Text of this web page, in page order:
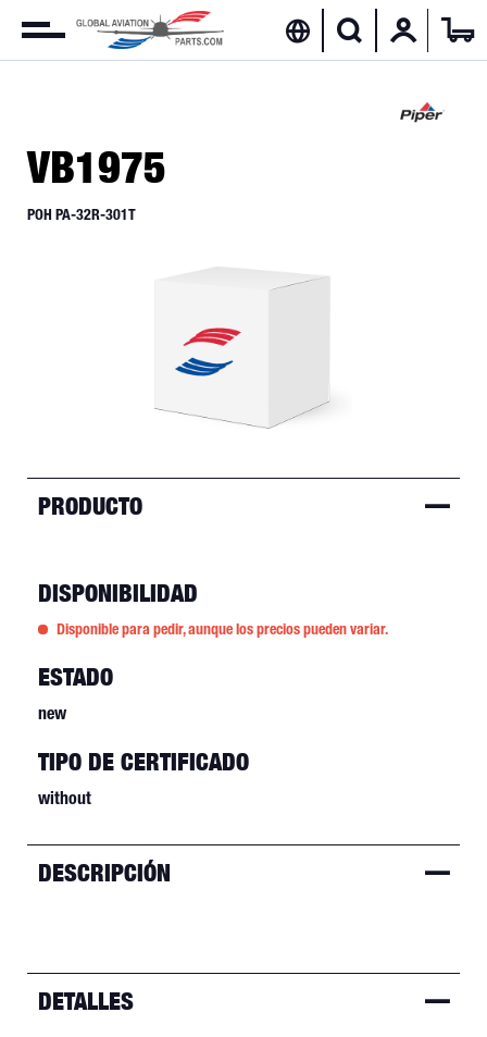
VB1975
POH PA-32R-301T
PRODUCTO
DISPONIBILIDAD
Disponible para pedir, aunque los precios pueden variar.
ESTADO
new
TIPO DE CERTIFICADO
without
DESCRIPCIÓN
DETALLES